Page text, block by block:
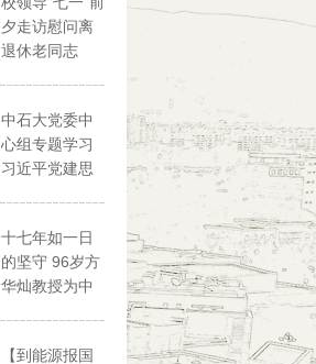
夕走访慰问离
退休老同志
中石大党委中
心组专题学习
习近平党建思
十七年如一日
的坚守 96岁方
华灿教授为中
【到能源报国